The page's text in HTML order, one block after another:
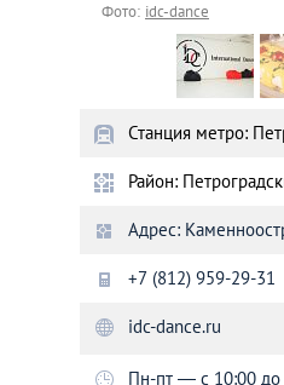
Фото: idc-dance
Станция метро:
Район:
Адрес:
+7 (812) 959-29-31
idc-dance.ru
Пн-пт — с 10:00